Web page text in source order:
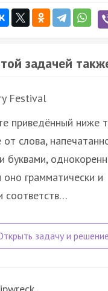
задачей
Festival
приведённый ниже
слова,
буквами,
оно грамматически и
соответств…